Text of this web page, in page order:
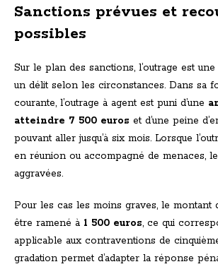
Sanctions prévues et
possibles
Sur le plan des sanctions, l’outrage est
un délit selon les circonstances. Dans sa
courante, l’outrage à agent est puni d’une
atteindre 7 500 euros et d’une peine
pouvant aller jusqu’à six mois. Lorsque
en réunion ou accompagné de menaces,
aggravées.
Pour les cas les moins graves, le montant
être ramené à 1 500 euros, ce qui
applicable aux contraventions de
gradation permet d’adapter la réponse